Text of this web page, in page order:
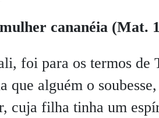
cananéia (Mat.
foi para os termos de
que alguém o
cuja filha tinha um